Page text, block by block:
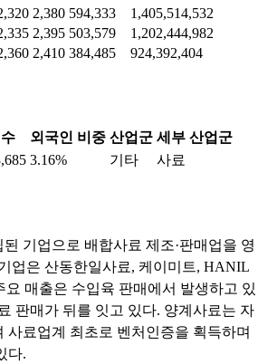
2,380 594,333
1,405,514,532
2,395 503,579
1,202,444,982
2,410 384,485 924,392,404
외국인 비중 산업군 세부 산업군
3.16% 기타 사료
기업으로 배합사료 제조·판매업을 영
업은 산동한일사료, 케이미트, HANIL
매출은 수입육 판매에서 발생하고 있
판매가 뒤를 잇고 있다. 양계사료는 자
사료업계 최초로 벤처인증을 획득하며
다.